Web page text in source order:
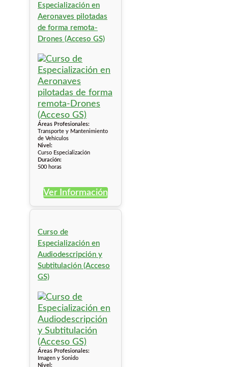
Especialización en
Aeronaves pilotadas
de forma remota-
Drones (Acceso GS)
Áreas Profesionales:
Transporte y Mantenimiento
de Vehículos
Nivel:
Curso Especialización
Duración:
500 horas
Ver Información
Curso de
Especialización en
Audiodescripción y
Subtitulación (Acceso
GS)
Áreas Profesionales:
Imagen y Sonido
Nivel: